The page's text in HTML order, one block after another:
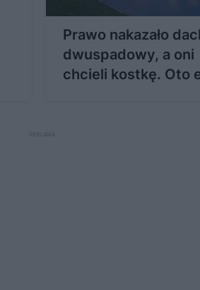
Prawo nakazało
dwuspadowy, a oni
chcieli kostkę. Oto